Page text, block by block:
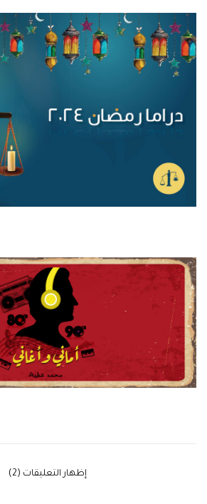
‫إظهار التعليقات (2)